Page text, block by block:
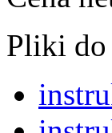
Pliki do